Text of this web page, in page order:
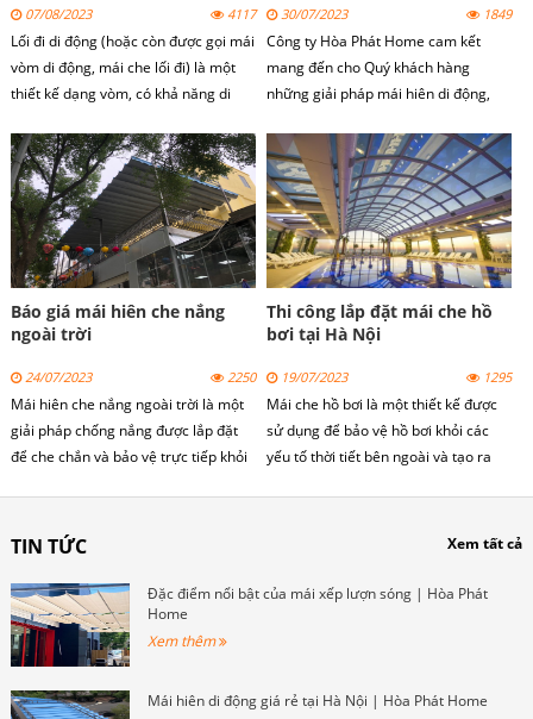
07/08/2023 4117
Lối đi di động (hoặc còn được gọi mái
vòm di động, mái che lối đi) là một
thiết kế dạng vòm, có khả năng di
gọn mỗi khi không sử dụng.
30/07/2023 1849
Công ty Hòa Phát Home cam kết
mang đến cho Quý khách hàng
những giải pháp mái hiên di động,
phù hợp, chất lượng và đáp ứng đầy
đủ các yêu cầu về thiết kế và lựa
chọn mẫu mã. Đội ngũ nhân viên của
chúng tôi sẽ tư vấn và hỗ trợ Quý
khách hàng trong quá trình chọn
mẫu và thiết kế mái che trường học
phù hợp.
Báo giá mái hiên che nắng
ngoài trời
24/07/2023 2250
Mái hiên che nắng ngoài trời là một
giải pháp chống nắng được lắp đặt
để che chắn và bảo vệ trực tiếp khỏi
trời có thể có nhiều kiểu dáng và vật
cầu và phong cách của không gian.
Thi công lắp đặt mái che hồ
bơi tại Hà Nội
19/07/2023 1295
Mái che hồ bơi là một thiết kế được
sử dụng để bảo vệ hồ bơi khỏi các
yếu tố thời tiết bên ngoài và tạo ra
TIN TỨC Xem tất cả
Đặc điểm nổi bật của mái xếp lượn sóng | Hòa Phát
Home
Xem thêm
Mái hiên di động giá rẻ tại Hà Nội | Hòa Phát Home